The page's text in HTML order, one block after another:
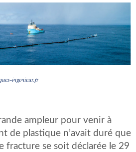
ingenieur.fr
ampleur pour venir à
de plastique n’avait duré que
fracture se soit déclarée le 29